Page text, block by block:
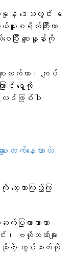
မှုနဲ့ ဒေသတွင်း မ
ယူစရိတ်ကြီးတာ
ြီး စျေးနှုန်းကို
ေးတက်တာ၊ ကျပ်
ာင့် ရွှေကို
ဒ်ဖြစ်ပါ
ျေးတက်နေတာလဲ
ကို လေ့လာကြည့်ကြ
ပြထားတာဟာ
း၊ ဗဟိုဘဏ်များ
း ဆိုတဲ့ ကွင်းဆက်ကို